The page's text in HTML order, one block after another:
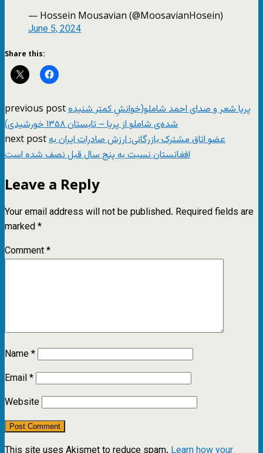
— Hossein Mousavian (@MoosavianHosein)
June 5, 2024
Share this:
previous postپریا شعر و صدای احمد شاملو(خوانشِ کمتر شنیده
شده‌ی شاملو از پریا – تابستان ۱۳۵۸ خورشیدی)
next postعضو اتاق مشترک بازرگانی: ارزش صادرات ایران به
افغانستان نسبت به پنج سال قبل نصف شده است
Leave a Reply
Your email address will not be published. Required fields are
marked*
Comment*
Name*
Email*
Website